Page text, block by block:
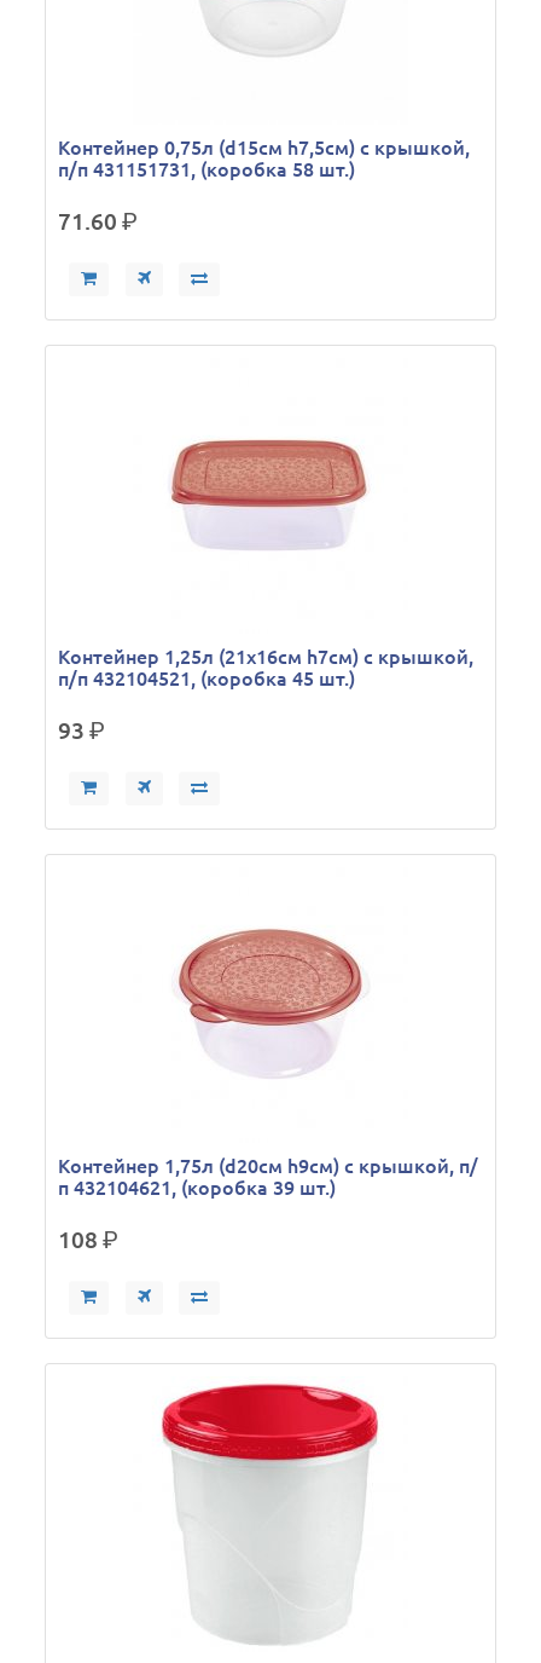
Контейнер 0,75л (d15см h7,5см) с крышкой,
п/п 431151731, (коробка 58 шт.)
71.60р.
Контейнер 1,25л (21х16см h7см) с крышкой,
п/п 432104521, (коробка 45 шт.)
93р.
Контейнер 1,75л (d20см h9см) с крышкой, п/
п 432104621, (коробка 39 шт.)
108р.